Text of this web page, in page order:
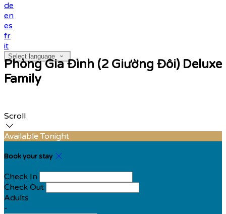
de
en
es
fr
it
Select language
Phòng Gia Đình (2 Giường Đôi) Deluxe
Family
Scroll
Available Tonight
Book your stay
Check In
Check Out
Adults
-